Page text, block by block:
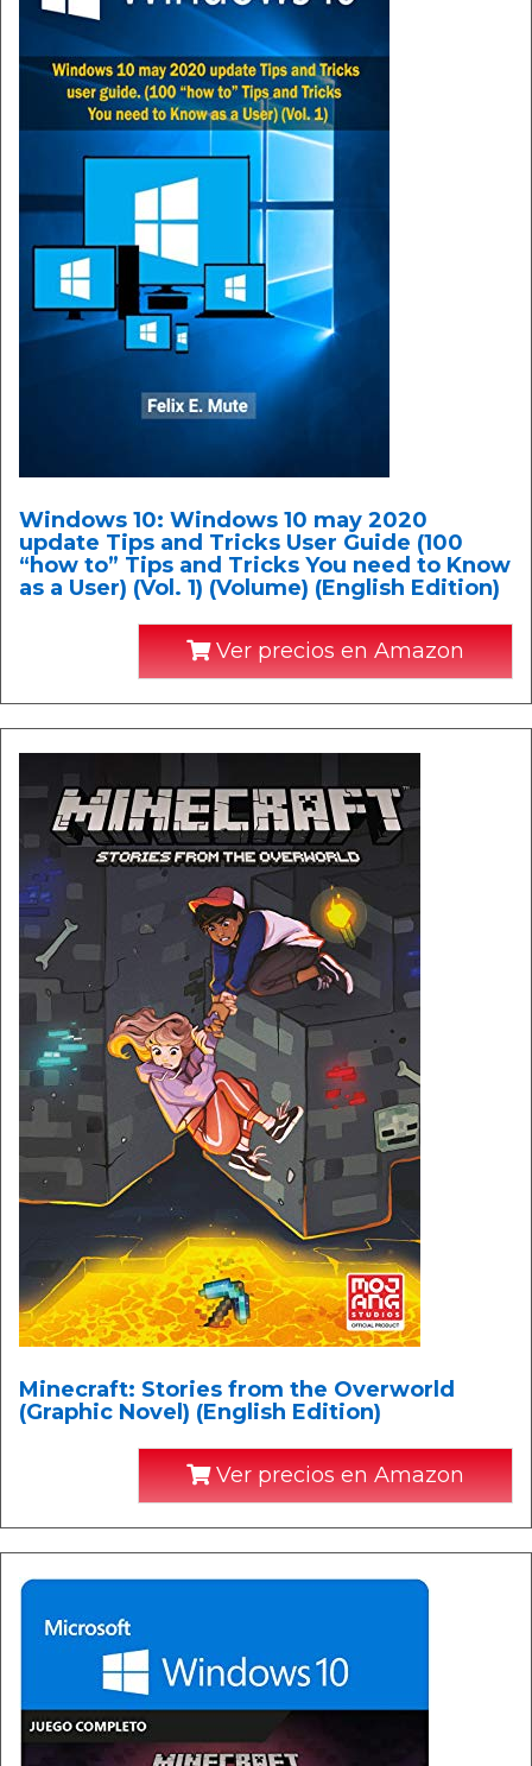
Windows 10: Windows 10 may 2020
update Tips and Tricks User Guide (100
“how to” Tips and Tricks You need to Know
as a User) (Vol. 1) (Volume) (English Edition)
Ver precios en Amazon
Minecraft: Stories from the Overworld
(Graphic Novel) (English Edition)
Ver precios en Amazon